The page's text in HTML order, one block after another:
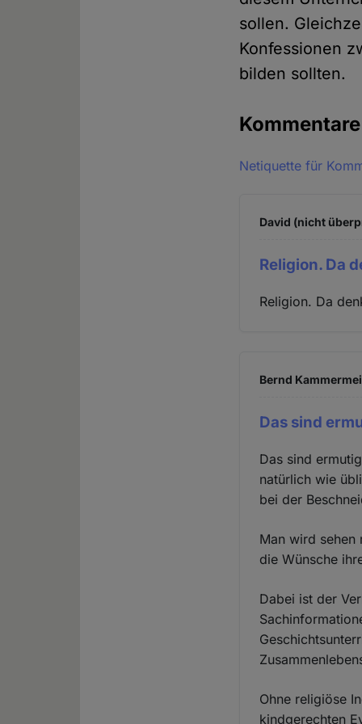
sollen.
Konfessionen
bilden sollten.
Kommentare
Netiquette für
David (nicht
Religion. Da
Religion. Da
Bernd
Das sind
Das sind
natürlich wie
bei der
Man wird sehen
die Wünsche
Dabei ist der
Ohne religiöse
kindgerechten